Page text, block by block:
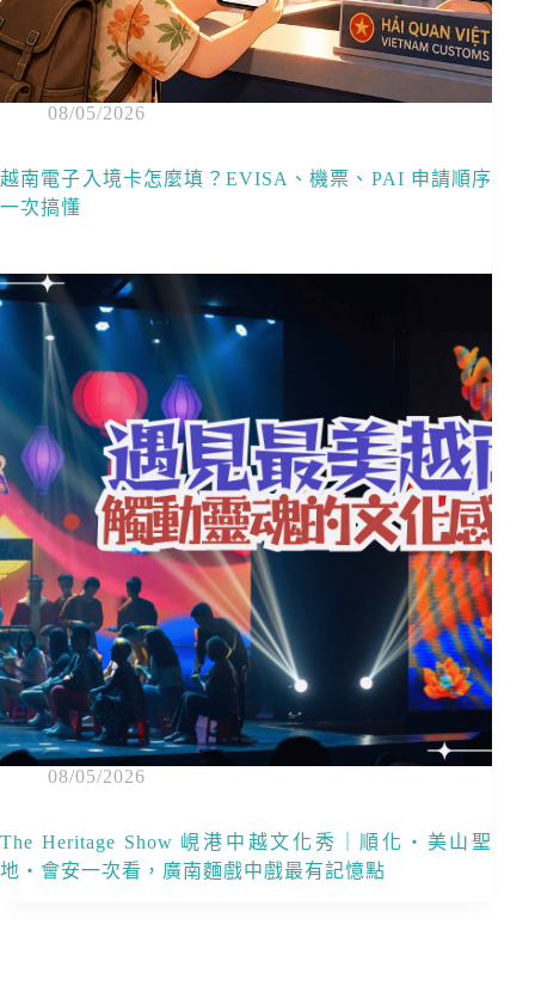
08/05/2026
越南電子入境卡怎麼填？EVISA、機票、PAI 申請順序
一次搞懂
08/05/2026
The Heritage Show 峴港中越文化秀｜順化・美山聖
地・會安一次看，廣南麵戲中戲最有記憶點